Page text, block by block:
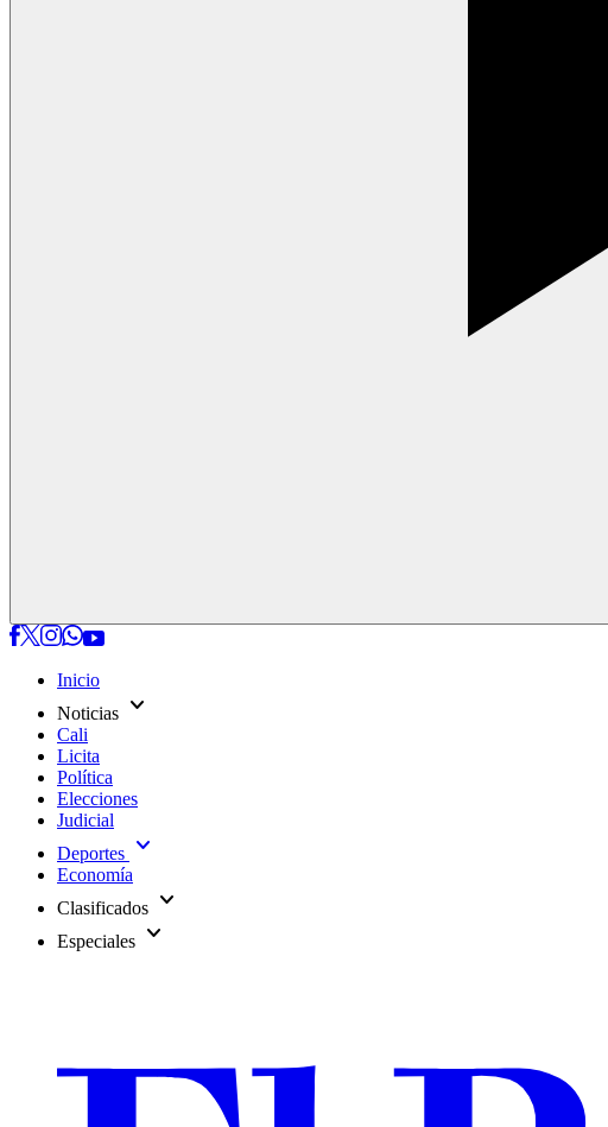
Inicio
Noticias expand_more
Cali
Licita
Política
Elecciones
Judicial
Deportes expand_more
Economía
Clasificados expand_more
Especiales expand_more